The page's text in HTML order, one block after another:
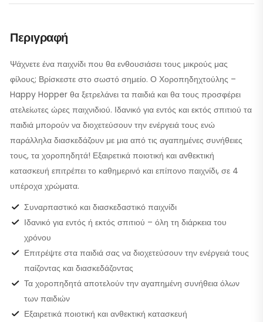
Περιγραφή
Ψάχνετε ένα παιχνίδι που θα ενθουσιάσει τους μικρούς μας
φίλους; Βρίσκεστε στο σωστό σημείο. Ο Χοροπηδηχτούλης –
Happy Hopper θα ξετρελάνει τα παιδιά και θα τους προσφέρει
ατελείωτες ώρες παιχνιδιού. Ιδανικό για εντός και εκτός σπιτιού τα
παιδιά μπορούν να διοχετεύσουν την ενέργειά τους ενώ
παράλληλα διασκεδάζουν με μια από τις αγαπημένες συνήθειες
τους, τα χοροπηδητά! Εξαιρετικά ποιοτική και ανθεκτική
κατασκευή επιτρέπει το καθημερινό και επίπονο παιχνίδι, σε 4
υπέροχα χρώματα.
Συναρπαστικό και διασκεδαστικό παιχνίδι
Ιδανικό για εντός ή εκτός σπιτιού – όλη τη διάρκεια του
χρόνου
Επιτρέψτε στα παιδιά σας να διοχετεύσουν την ενέργειά τους
παίζοντας και διασκεδάζοντας
Τα χοροπηδητά αποτελούν την αγαπημένη συνήθεια όλων
των παιδιών
Εξαιρετικά ποιοτική και ανθεκτική κατασκευή